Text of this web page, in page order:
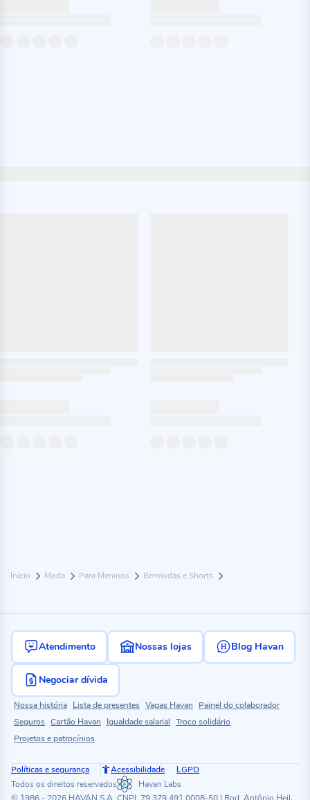
Início Moda Para Meninos Bermudas e Shorts
Atendimento Nossas lojas Blog Havan
Negociar dívida
Nossa história Lista de presentes Vagas Havan
Painel do colaborador
Seguros Cartão Havan Igualdade salarial Troco solidário
Projetos e patrocínios
Políticas e segurança Acessibilidade
LGPD
Todos os direitos reservados
Havan Labs